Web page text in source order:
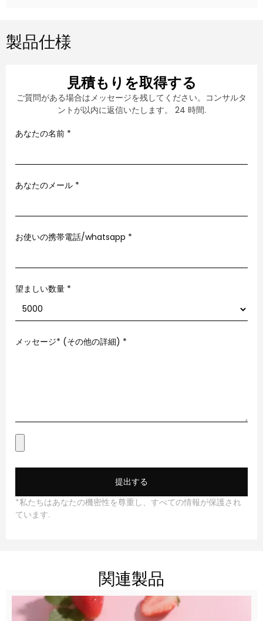
製品仕様
見積もりを取得する
ご質問がある場合はメッセージを残してください。コンサルタ
ントが以内に返信いたします。 24 時間.
あなたの名前 *
あなたのメール *
お使いの携帯電話/whatsapp *
望ましい数量 *
メッセージ* (その他の詳細) *
提出する
*私たちはあなたの機密性を尊重し、すべての情報が保護され
ています.
関連製品